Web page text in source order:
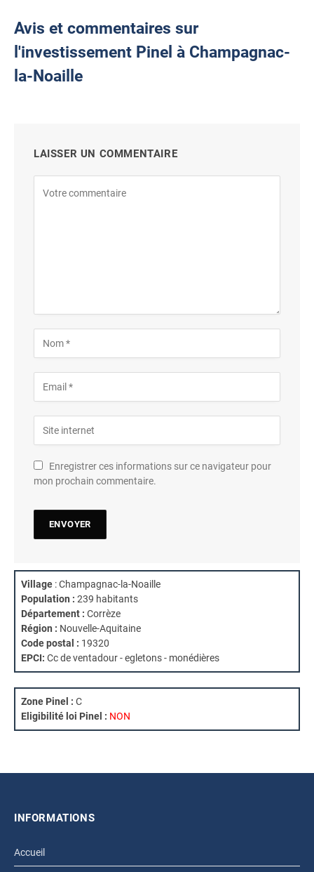
Avis et commentaires sur
l'investissement Pinel à Champagnac-
la-Noaille
LAISSER UN COMMENTAIRE
Enregistrer ces informations sur ce navigateur pour
mon prochain commentaire.
Village : Champagnac-la-Noaille
Population : 239 habitants
Département : Corrèze
Région : Nouvelle-Aquitaine
Code postal : 19320
EPCI: Cc de ventadour - egletons - monédières
Zone Pinel : C
Eligibilité loi Pinel : NON
INFORMATIONS
Accueil